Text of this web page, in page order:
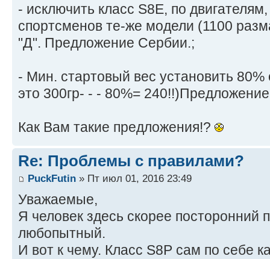
- исключить класс S8Е, по
спортсменов те-же модели (1100
"Д". Предложение Сербии.;
- Мин. стартовый вес установить
это 300гр- - - 80%=
Как Вам такие предложения!?
Re: Проблемы с правилами?
PuckFutin » Пт июл 01, 2016 23:49
Уважаемые,
Я человек здесь скорее посторонний
любопытный.
И вот к чему. Класс S8P сам по себе